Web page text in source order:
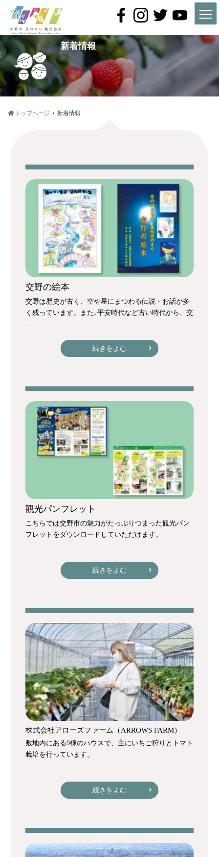
ツ
へ
ス
キ
ッ
プ
シ
ョ
ン
に
移
動
新着情報
トップページ 新着情報
交野の絵本
交野は歴史が古く、空や星にまつわる伝説・お話が多
く残っています。また､平安時代など古い時代から、交
...
続きをよむ
観光パンフレット
こちらでは交野市の魅力がたっぷりつまった観光パン
フレットをダウンロードしていただけます。
続きをよむ
株式会社アローズファーム（ARROWS FARM）
敷地内にある9棟のハウスで、主にいちご狩りとトマト
栽培を行っています。
続きをよむ